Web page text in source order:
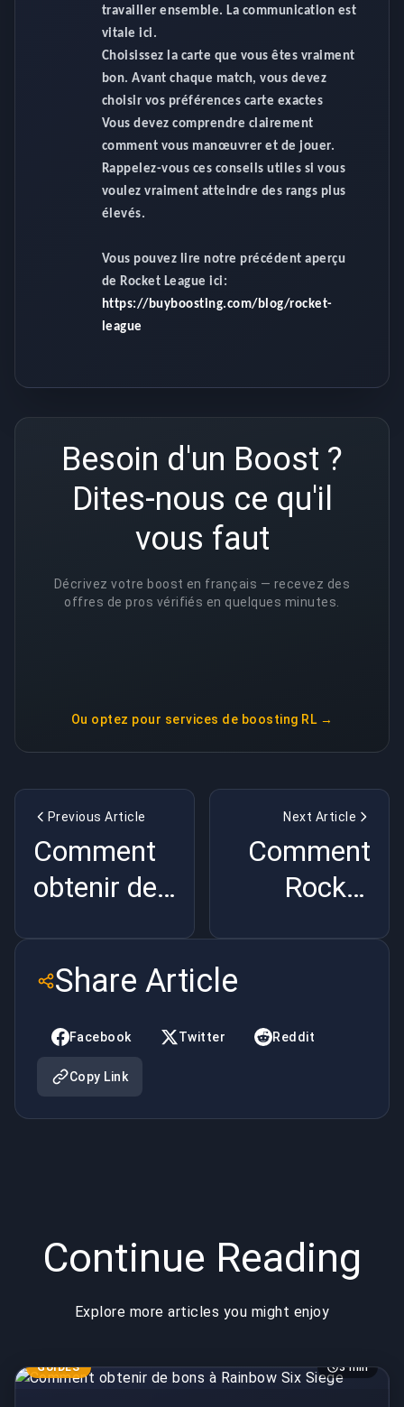
travailler ensemble. La communication est
vitale ici.
Choisissez la carte que vous êtes vraiment
bon. Avant chaque match, vous devez
choisir vos préférences carte exactes
Vous devez comprendre clairement
comment vous manœuvrer et de jouer.
Rappelez-vous ces conseils utiles si vous
voulez vraiment atteindre des rangs plus
élevés.
Vous pouvez lire notre précédent aperçu
de Rocket League ici:
https://buyboosting.com/blog/rocket-
league
Besoin d'un Boost ?
Dites-nous ce qu'il
vous faut
Décrivez votre boost en français — recevez des
offres de pros vérifiés en quelques minutes.
Ou optez pour services de boosting RL →
Previous Article
Comment
obtenir de
Rainbow
Six Siege
Next Article
Comment
Rocket
aider
Share Article
Facebook Twitter Reddit
Copy Link
Continue Reading
Explore more articles you might enjoy
GUIDES 3 min